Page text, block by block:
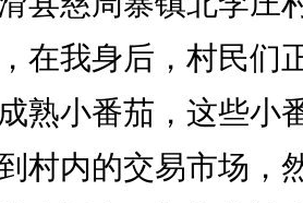
在我身后，村民们
熟小番茄，这些小
村内的交易市场，